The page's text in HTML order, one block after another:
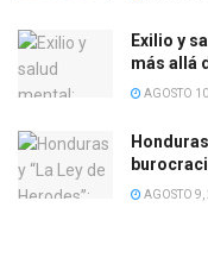
Exilio y
más allá
AGOSTO
AGOSTO